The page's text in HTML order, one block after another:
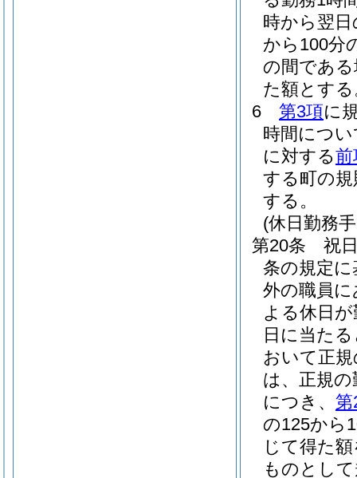
時から翌
から100分
の間であ
た額とす
6
第3項に
時間につ
に対する前
する町の
する。
(休日勤務
第20条
祝
条の規定
外の職員
よる休日
日に当た
おいて正
は、正規
につき、 第
の125から
じて得た
ものとし